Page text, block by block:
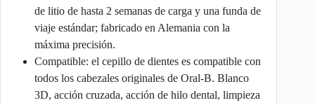
de litio de hasta 2 semanas de carga y una funda de
viaje estándar; fabricado en Alemania con la
máxima precisión.
Compatible: el cepillo de dientes es compatible con
todos los cabezales originales de Oral-B. Blanco
3D, acción cruzada, acción de hilo dental, limpieza